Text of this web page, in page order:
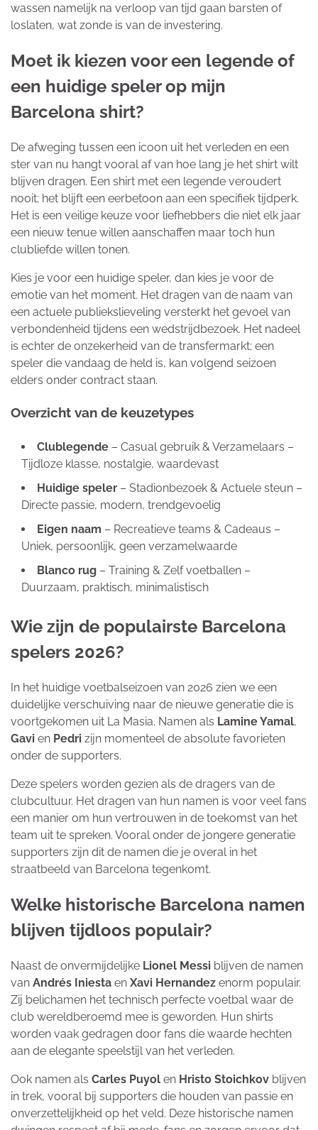
wassen namelijk na verloop van tijd gaan barsten of
loslaten, wat zonde is van de investering.
Moet ik kiezen voor een legende of
een huidige speler op mijn
Barcelona shirt?
De afweging tussen een icoon uit het verleden en een
ster van nu hangt vooral af van hoe lang je het shirt wilt
blijven dragen. Een shirt met een legende veroudert
nooit; het blijft een eerbetoon aan een specifiek tijdperk.
Het is een veilige keuze voor liefhebbers die niet elk jaar
een nieuw tenue willen aanschaffen maar toch hun
clubliefde willen tonen.
Kies je voor een huidige speler, dan kies je voor de
emotie van het moment. Het dragen van de naam van
een actuele publiekslieveling versterkt het gevoel van
verbondenheid tijdens een wedstrijdbezoek. Het nadeel
is echter de onzekerheid van de transfermarkt; een
speler die vandaag de held is, kan volgend seizoen
elders onder contract staan.
Overzicht van de keuzetypes
Clublegende – Casual gebruik & Verzamelaars –
Tijdloze klasse, nostalgie, waardevast
Huidige speler – Stadionbezoek & Actuele steun –
Directe passie, modern, trendgevoelig
Eigen naam – Recreatieve teams & Cadeaus –
Uniek, persoonlijk, geen verzamelwaarde
Blanco rug – Training & Zelf voetballen –
Duurzaam, praktisch, minimalistisch
Wie zijn de populairste Barcelona
spelers 2026?
In het huidige voetbalseizoen van 2026 zien we een
duidelijke verschuiving naar de nieuwe generatie die is
voortgekomen uit La Masia. Namen als Lamine Yamal,
Gavi en Pedri zijn momenteel de absolute favorieten
onder de supporters.
Deze spelers worden gezien als de dragers van de
clubcultuur. Het dragen van hun namen is voor veel fans
een manier om hun vertrouwen in de toekomst van het
team uit te spreken. Vooral onder de jongere generatie
supporters zijn dit de namen die je overal in het
straatbeeld van Barcelona tegenkomt.
Welke historische Barcelona namen
blijven tijdloos populair?
Naast de onvermijdelijke Lionel Messi blijven de namen
van Andrés Iniesta en Xavi Hernandez enorm populair.
Zij belichamen het technisch perfecte voetbal waar de
club wereldberoemd mee is geworden. Hun shirts
worden vaak gedragen door fans die waarde hechten
aan de elegante speelstijl van het verleden.
Ook namen als Carles Puyol en Hristo Stoichkov blijven
in trek, vooral bij supporters die houden van passie en
onverzettelijkheid op het veld. Deze historische namen